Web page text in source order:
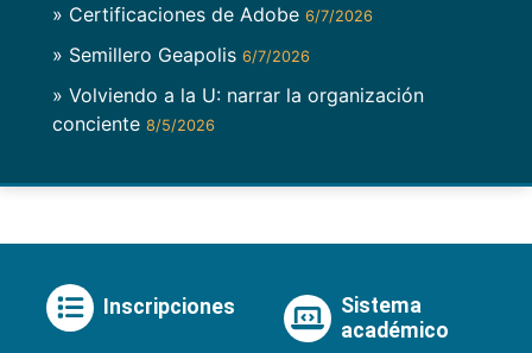
» Certificaciones de Adobe 6/7/2026
» Semillero Geapolis 6/7/2026
» Volviendo a la U: narrar la organización
conciente 8/5/2026
Inscripciones
Sistema
académico